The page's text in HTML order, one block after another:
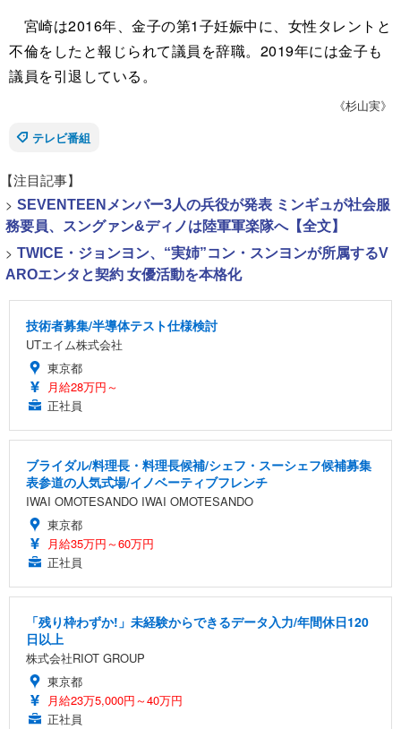
宮崎は2016年、金子の第1子妊娠中に、女性タレントと
不倫をしたと報じられて議員を辞職。2019年には金子も
議員を引退している。
《杉山実》
テレビ番組
【注目記事】
> SEVENTEENメンバー3人の兵役が発表 ミンギュが社会服
務要員、スングァン&ディノは陸軍軍楽隊へ【全文】
> TWICE・ジョンヨン、“実姉”コン・スンヨンが所属するV
AROエンタと契約 女優活動を本格化
技術者募集/半導体テスト仕様検討
UTエイム株式会社
東京都
月給28万円～
正社員
ブライダル/料理長・料理長候補/シェフ・スーシェフ候補募集
表参道の人気式場/イノベーティブフレンチ
IWAI OMOTESANDO IWAI OMOTESANDO
東京都
月給35万円～60万円
正社員
「残り枠わずか!」未経験からできるデータ入力/年間休日120
日以上
株式会社RIOT GROUP
東京都
月給23万5,000円～40万円
正社員